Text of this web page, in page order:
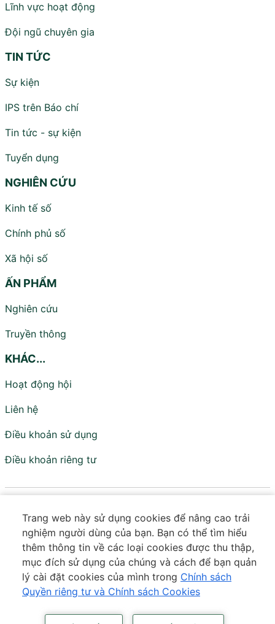
Trang web này sử dụng cookies để nâng cao trải
nghiệm người dùng của bạn. Bạn có thể tìm hiểu
thêm thông tin về các loại cookies được thu thập,
mục đích sử dụng của chúng và cách để bạn quản
lý cài đặt cookies của mình trong Chính sách
Quyền riêng tư và Chính sách Cookies
Lĩnh vực hoạt động
Đội ngũ chuyên gia
TIN TỨC
Sự kiện
IPS trên Báo chí
Tin tức - sự kiện
Tuyển dụng
NGHIÊN CỨU
Kinh tế số
Chính phủ số
Xã hội số
ẤN PHẨM
Nghiên cứu
Truyền thông
KHÁC...
Hoạt động hội
Liên hệ
Điều khoản sử dụng
Điều khoản riêng tư
Truyền thông - IPS
Đơn vị trực thuộc Hội Truyền thông Số Việt Nam
Tầng 18 - Tòa VTC Online - Số 18 Tam Trinh - Tương Mai
- Hà Nội
Số điện thoại:0373 643 601